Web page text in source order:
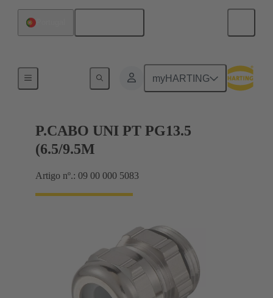
myHARTING
P.CABO UNI PT PG13.5
(6.5/9.5M
Artigo nº.: 09 00 000 5083